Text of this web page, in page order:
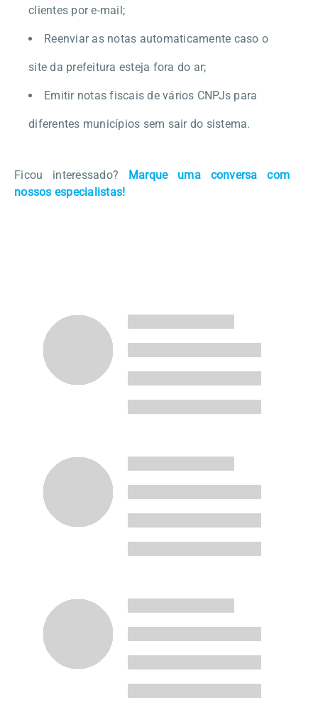
clientes por e-mail;
Reenviar as notas automaticamente caso o
site da prefeitura esteja fora do ar;
Emitir notas fiscais de vários CNPJs para
diferentes municípios sem sair do sistema.
Ficou interessado?
Marque uma conversa com
nossos especialistas!